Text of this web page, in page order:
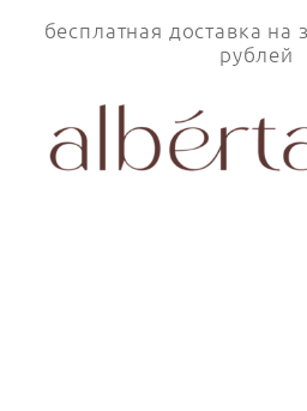
бесплатная доставка на
рублей